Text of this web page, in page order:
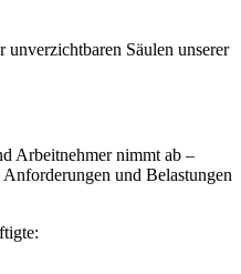
Säulen unserer
Arbeitnehmer nimmt ab –
und Belastungen